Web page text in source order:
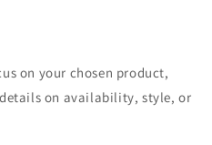
on your chosen product,
on availability, style, or